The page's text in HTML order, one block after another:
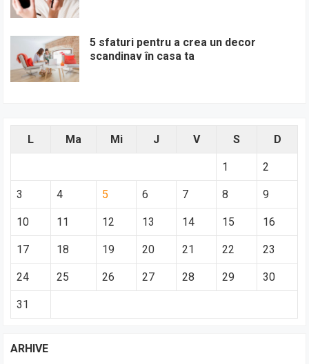
5 sfaturi pentru a crea un decor
scandinav în casa ta
L Ma Mi J V S D
1 2
3 4 5 6 7 8 9
10 11 12 13 14 15 16
17 18 19 20 21 22 23
24 25 26 27 28 29 30
31
ARHIVE